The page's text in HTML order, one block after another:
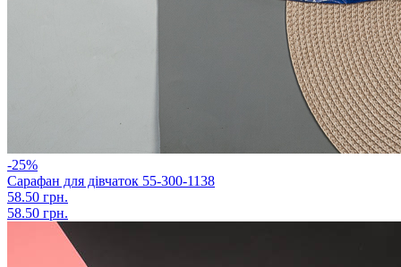
-25%
Сарафан для дівчаток 55-300-1138
58.50 грн.
58.50 грн.